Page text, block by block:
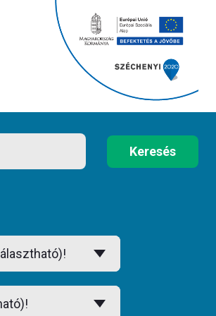
Keresés